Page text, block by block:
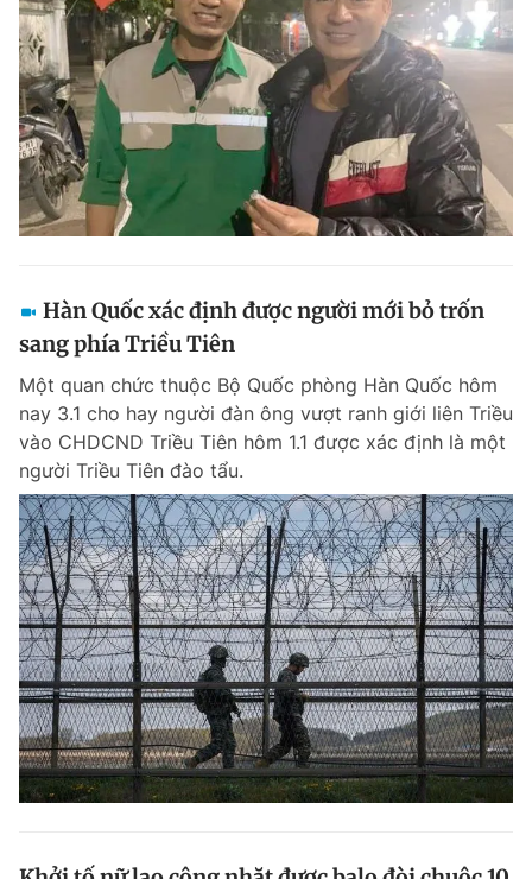
Hàn Quốc xác định được người mới bỏ trốn
sang phía Triều Tiên
Một quan chức thuộc Bộ Quốc phòng Hàn Quốc hôm
nay 3.1 cho hay người đàn ông vượt ranh giới liên Triều
vào CHDCND Triều Tiên hôm 1.1 được xác định là một
người Triều Tiên đào tẩu.